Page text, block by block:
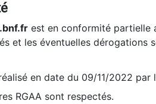
est en conformité partielle
et les éventuelles dérogations
en date du 09/11/2022 par
RGAA sont respectés.